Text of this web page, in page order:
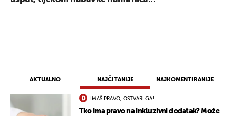
AKTUALNO NAJČITANIJE NAJKOMENTIRANIJE
IMAŠ PRAVO, OSTVARI GA!
Tko ima pravo na inkluzivni dodatak? Može